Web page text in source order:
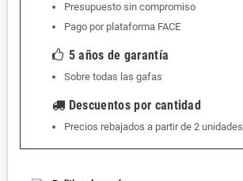
Presupuesto sin compromiso
Pago por plataforma FACE
5 años de garantía
Sobre todas las gafas
Descuentos por cantidad
Precios rebajados a partir de 2 unidades